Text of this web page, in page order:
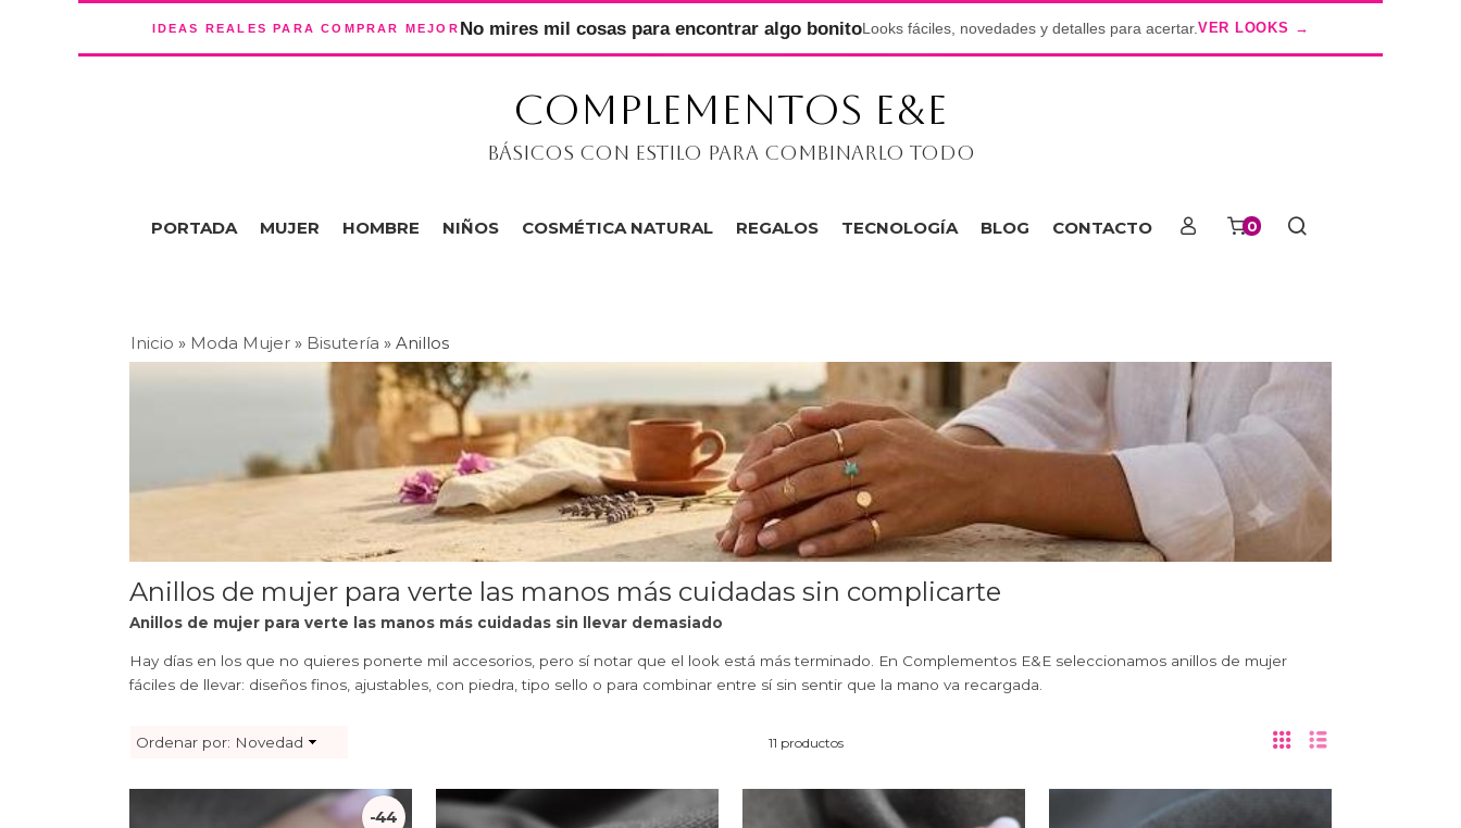
IDEAS REALES PARA COMPRAR MEJOR No mires mil cosas para encontrar algo bonitoLooks fáciles, novedades y detalles para acertar. VER LOOKS →
COMPLEMENTOS E&E
Básicos con estilo para combinarlo todo
PORTADA MUJER HOMBRE NIÑOS COSMÉTICA NATURAL REGALOS TECNOLOGÍA BLOG CONTACTO 0
Inicio » Moda Mujer » Bisutería » Anillos
Anillos de mujer para verte las manos más cuidadas sin complicarte
Anillos de mujer para verte las manos más cuidadas sin llevar demasiado
Hay días en los que no quieres ponerte mil accesorios, pero sí notar que el look está más terminado. En Complementos E&E seleccionamos anillos de mujer
fáciles de llevar: diseños finos, ajustables, con piedra, tipo sello o para combinar entre sí sin sentir que la mano va recargada.
Ordenar por: Novedad 11 productos
-44